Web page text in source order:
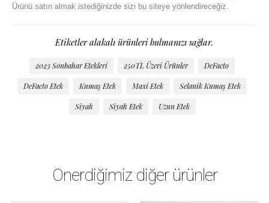
Ürünü satın almak istediğinizde sizi bu siteye yönlendireceğiz.
Etiketler alakalı ürünleri bulmanızı sağlar.
2023 Sonbahar Etekleri 250TL Üzeri Ürünler DeFacto
DeFacto Etek Kumaş Etek Maxi Etek Selanik Kumaş Etek
Siyah Siyah Etek Uzun Etek
Önerdiğimiz diğer ürünler